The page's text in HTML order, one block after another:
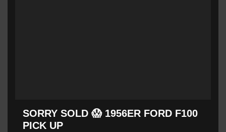
SORRY SOLD 😱 1956ER FORD F100
PICK UP